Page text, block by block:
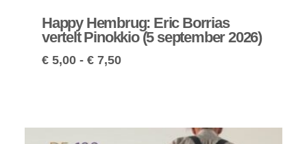
Happy Hembrug: Eric Borrias
vertelt Pinokkio (5 september 2026)
€ 5,00 - € 7,50
Prijsklasse: